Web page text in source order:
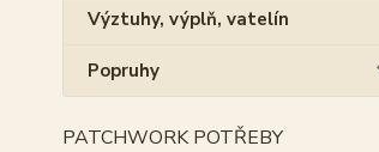
Výztuhy, výplň, vatelín
Popruhy
PATCHWORK POTŘEBY